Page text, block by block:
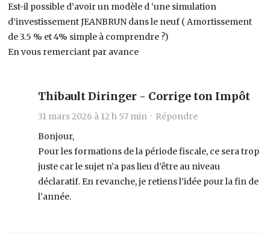
Est-il possible d’avoir un modèle d ‘une simulation
d’investissement JEANBRUN dans le neuf ( Amortissement
de 3.5 % et 4% simple à comprendre ?)
En vous remerciant par avance
Thibault Diringer - Corrige ton Impôt
31 mars 2026 à 12 h 57 min · Répondre
Bonjour,
Pour les formations de la période fiscale, ce sera trop
juste car le sujet n’a pas lieu d’être au niveau
déclaratif. En revanche, je retiens l’idée pour la fin de
l’année.